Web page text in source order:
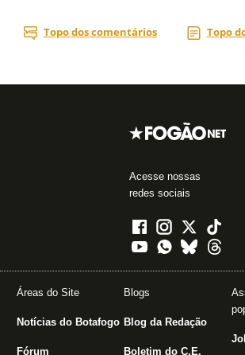
Acesse nossas
redes sociais
Áreas do Site
Notícias do Botafogo
Fórum
Blogs
Blog da Redação
Boletim do C.E.